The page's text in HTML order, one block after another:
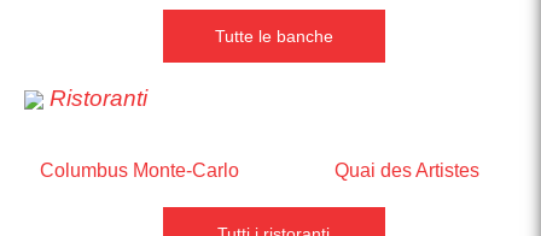
Tutte le banche
Ristoranti
Columbus Monte-Carlo Quai des Artistes